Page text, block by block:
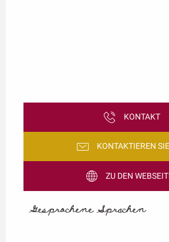
KONTAKT
KONTAKTIEREN
ZU DEN
Gesprochene Sprachen
Gesprochene Sprachen